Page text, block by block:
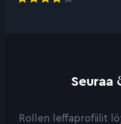
Seuraa
Rollen leffaprofiilit